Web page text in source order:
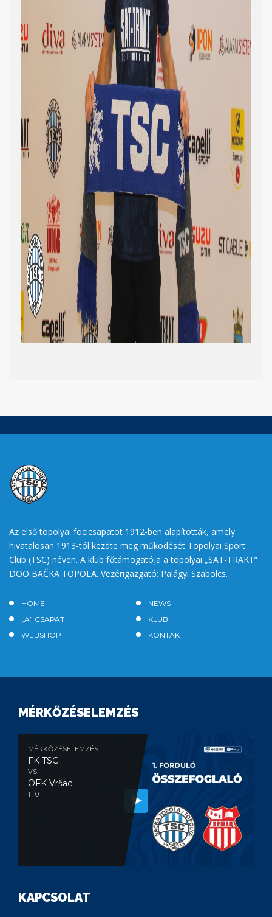
Az első topolyai focicsapatot 1912-ben alapították, amely
hivatalosan 1913-tól kezdte meg működését Topolyai Sport
Club (TSC) néven. A klub főtámogatója a topolyai „SAT-TRAKT”
DOO BAČKA TOPOLA. Vezérigazgató: Palágyi Szabolcs.
HOME
NEWS
„A” CSAPAT
KLUB
WEBSHOP
KONTAKT
MÉRKŐZÉSELEMZÉS
MÉRKŐZÉSELEMZÉS
FK TSC
VS
OFK Vršac
1 : 0
KAPCSOLAT